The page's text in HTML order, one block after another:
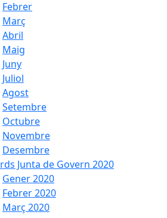
Febrer
Març
Abril
Maig
Juny
Juliol
Agost
Setembre
Octubre
Novembre
Desembre
Junta de Govern 2020
Gener 2020
Febrer 2020
Març 2020